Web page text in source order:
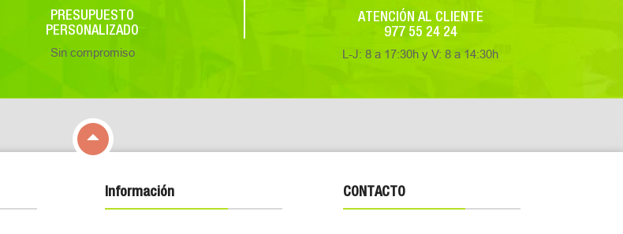
PRESUPUESTO
PERSONALIZADO
Sin compromiso
ATENCIÓN AL CLIENTE
977 55 24 24
L-J: 8 a 17:30h y V: 8 a 14:30h

Información CONTACTO